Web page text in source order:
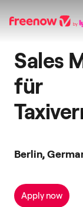
Navigation
Inhalt
Fußzeile
Sales
für
Berlin,
Apply now